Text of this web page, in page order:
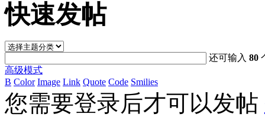
快速发帖
还可输入80
高级模式
B Color Image Link Quote Code Smilies
您需要登录后才可以发帖